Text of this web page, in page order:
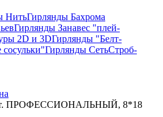
НитьГирлянды Бахрома
Гирлянды Занавес "плей-
2D и 3DГирлянды "Белт-
Гирлянды СетьСтроб-
ПРОФЕССИОНАЛЬНЫЙ, 8*18